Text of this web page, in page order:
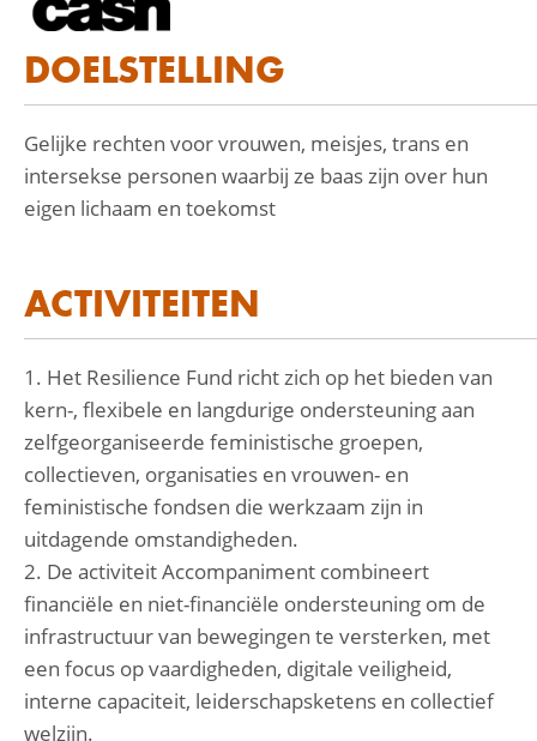
DOELSTELLING
Gelijke rechten voor vrouwen, meisjes, trans en
intersekse personen waarbij ze baas zijn over hun
eigen lichaam en toekomst
ACTIVITEITEN
1. Het Resilience Fund richt zich op het bieden van
kern-, flexibele en langdurige ondersteuning aan
zelfgeorganiseerde feministische groepen,
collectieven, organisaties en vrouwen- en
feministische fondsen die werkzaam zijn in
uitdagende omstandigheden.
2. De activiteit Accompaniment combineert
financiële en niet-financiële ondersteuning om de
infrastructuur van bewegingen te versterken, met
een focus op vaardigheden, digitale veiligheid,
interne capaciteit, leiderschapsketens en collectief
welzijn.